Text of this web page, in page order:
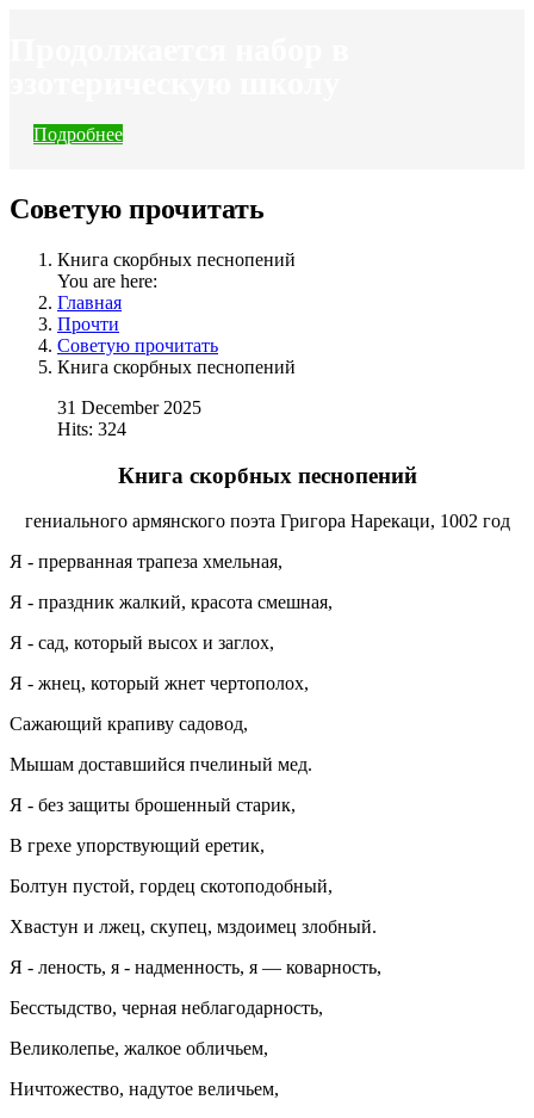
Подробнее
Советую прочитать
Книга скорбных песнопений
You are here:
Главная
Прочти
Советую прочитать
Книга скорбных песнопений
31 December 2025
Hits: 324
Книга скорбных песнопений
гениального армянского поэта Григора Нарекаци, 1002 год
Я - прерванная трапеза хмельная,
Я - праздник жалкий, красота смешная,
Я - сад, который высох и заглох,
Я - жнец, который жнет чертополох,
Сажающий крапиву садовод,
Мышам доставшийся пчелиный мед.
Я - без защиты брошенный старик,
В грехе упорствующий еретик,
Болтун пустой, гордец скотоподобный,
Хвастун и лжец, скупец, мздоимец злобный.
Я - леность, я - надменность, я — коварность,
Бесстыдство, черная неблагодарность,
Великолепье, жалкое обличьем,
Ничтожество, надутое величьем,